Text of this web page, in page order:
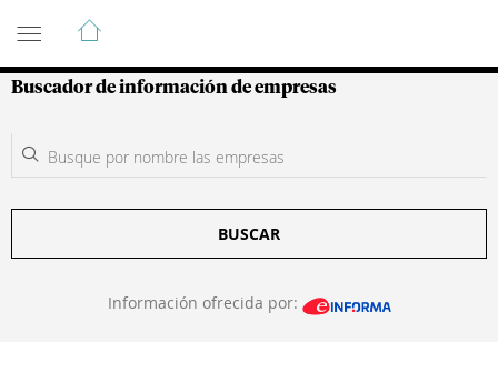
Guía de Empresas Colombianas
Buscador de información de empresas
BUSCAR
Información ofrecida por: